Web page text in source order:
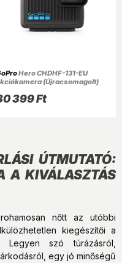
Hero CHDHF-131-EU
(Újracsomagolt)
399 Ft
ÚTMUTATÓ:
A KIVÁLASZTÁS
nőtt az utóbbi
kiegészítői a
Legyen szó túrázásról,
egy jó minőségű